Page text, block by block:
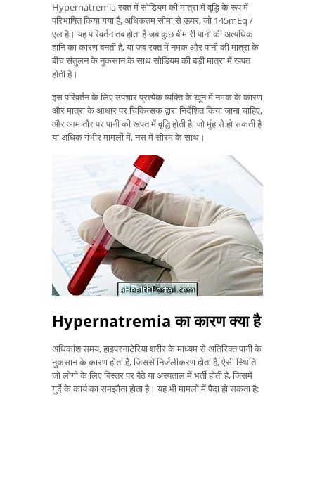
Hypernatremia रक्त में सोडियम की मात्रा में वृद्धि के रूप में
परिभाषित किया गया है, अधिकतम सीमा से ऊपर, जो 145mEq /
एल है। यह परिवर्तन तब होता है जब कुछ बीमारी पानी की अत्यधिक
हानि का कारण बनती है, या जब रक्त में नमक और पानी की मात्रा के
बीच संतुलन के नुकसान के साथ सोडियम की बड़ी मात्रा में खपत
होती है।
इस परिवर्तन के लिए उपचार प्रत्येक व्यक्ति के खून में नमक के कारण
और मात्रा के आधार पर चिकित्सक द्वारा निर्देशित किया जाना चाहिए,
और आम तौर पर पानी की खपत में वृद्धि होती है, जो मुंह से हो सकती है
या अधिक गंभीर मामलों में, नस में सीरम के साथ।
Hypernatremia का कारण क्या है
अधिकांश समय, हाइपरनाटेरिया शरीर के माध्यम से अतिरिक्त पानी के
नुकसान के कारण होता है, जिससे निर्जलीकरण होता है, ऐसी स्थिति
जो लोगों के लिए बिस्तर पर बैठे या अस्पताल में भर्ती होती है, जिसमें
गुर्दे के कार्य का समझौता होता है। यह भी मामलों में पैदा हो सकता है: